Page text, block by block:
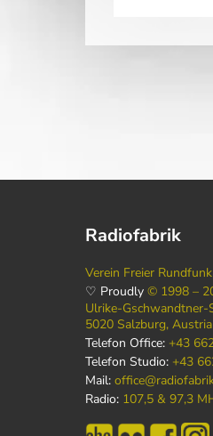
Radiofabrik
Verein Freier
♡ Proudly © 1998 –
Ulrike-Gschwandtner-
5020 Salzburg, Austria
Telefon Office: +43
Telefon Studio: +43
Mail:
Radio: 107,5 & 97,3